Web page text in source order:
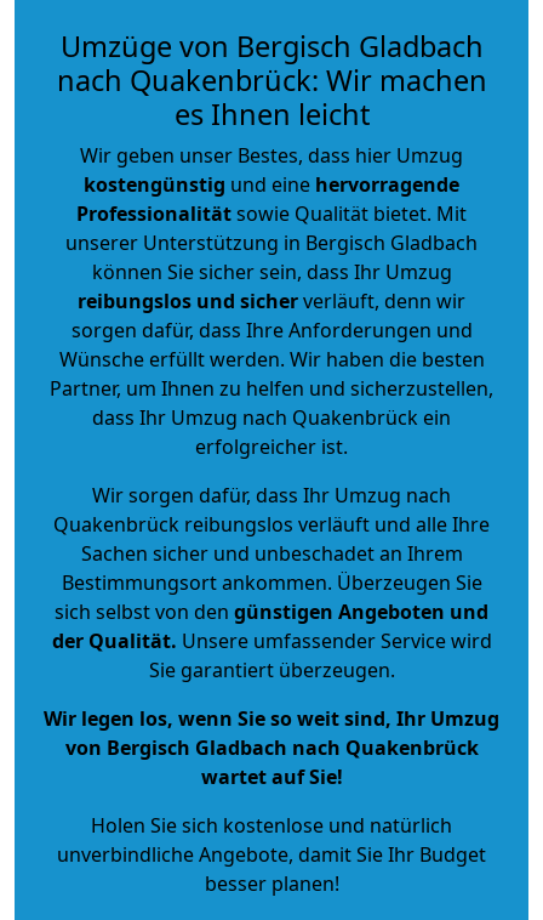
Umzüge von Bergisch Gladbach
nach Quakenbrück: Wir machen
es Ihnen leicht
Wir geben unser Bestes, dass hier Umzug
kostengünstig und eine hervorragende
Professionalitätsowie Qualität bietet. Mit
unserer Unterstützung in Bergisch Gladbach
können Sie sicher sein, dass Ihr Umzug
reibungslos und sicherverläuft, denn wir
sorgen dafür, dass Ihre Anforderungen und
Wünsche erfüllt werden. Wir haben die besten
Partner, um Ihnen zu helfen und sicherzustellen,
dass Ihr Umzug nach Quakenbrück ein
erfolgreicher ist.
Wir sorgen dafür, dass Ihr Umzug nach
Quakenbrück reibungslos verläuft und alle Ihre
Sachen sicher und unbeschadet an Ihrem
Bestimmungsort ankommen. Überzeugen Sie
sich selbst von den günstigen Angeboten und
der Qualität. Unsere umfassender Service wird
Sie garantiert überzeugen.
Wir legen los, wenn Sie so weit sind, Ihr Umzug
von Bergisch Gladbach nach Quakenbrück
wartet auf Sie!
Holen Sie sich kostenlose und natürlich
unverbindliche Angebote, damit Sie Ihr Budget
besser planen!